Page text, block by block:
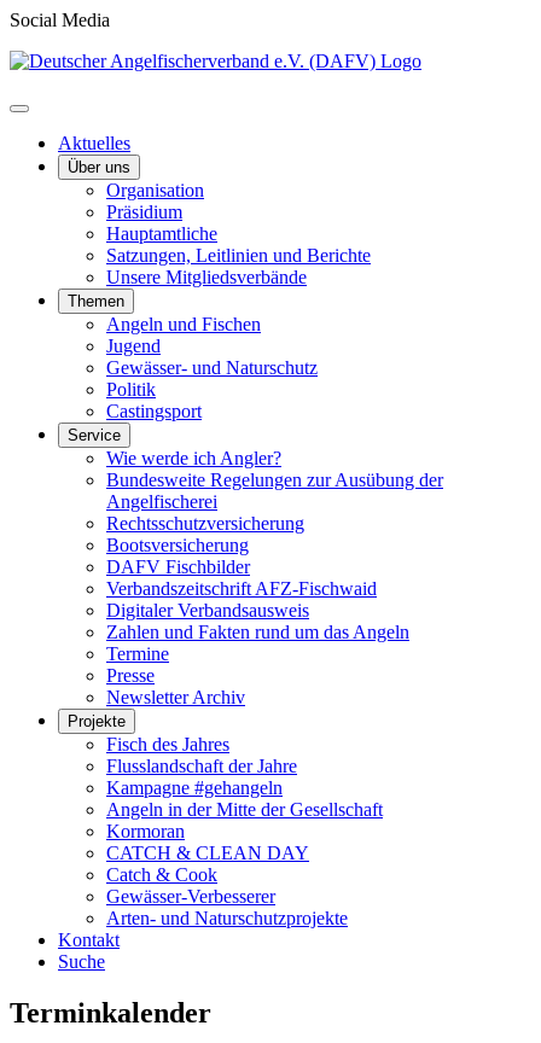
Social Media
Aktuelles
Über uns
Organisation
Präsidium
Hauptamtliche
Satzungen, Leitlinien und Berichte
Unsere Mitgliedsverbände
Themen
Angeln und Fischen
Jugend
Gewässer- und Naturschutz
Politik
Castingsport
Service
Wie werde ich Angler?
Bundesweite Regelungen zur Ausübung der
Angelfischerei
Rechtsschutzversicherung
Bootsversicherung
DAFV Fischbilder
Verbandszeitschrift AFZ-Fischwaid
Digitaler Verbandsausweis
Zahlen und Fakten rund um das Angeln
Termine
Presse
Newsletter Archiv
Projekte
Fisch des Jahres
Flusslandschaft der Jahre
Kampagne #gehangeln
Angeln in der Mitte der Gesellschaft
Kormoran
CATCH & CLEAN DAY
Catch & Cook
Gewässer-Verbesserer
Arten- und Naturschutzprojekte
Kontakt
Suche
Terminkalender